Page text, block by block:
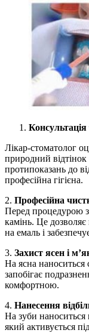
Консультація
Лікар-стоматолог
природний відтінок
протипоказань до
професійна гігієна.
2. Професійна
Перед процедурою з
камінь. Це дозволяє
на емаль і
3. Захист ясен і
На ясна наноситься
запобігає
комфортною.
4. Нанесення
На зуби наноситься
який активується